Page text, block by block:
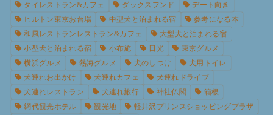
タイレストラン&カフェ
ダックスフンド
デート向き
ヒルトン東京お台場
中型犬と泊まれる宿
参考になる本
和風レストランレストラン&カフェ
大型犬と泊まれる宿
小型犬と泊まれる宿
小布施 日光
東京グルメ
横浜グルメ
熱海グルメ 犬のしつけ
犬用トイレ
犬連れお出かけ
犬連れカフェ
犬連れドライブ
犬連れレストラン
犬連れ旅行 神社仏閣
箱根
網代観光ホテル
観光地 軽井沢プリンスショッピングプラザ